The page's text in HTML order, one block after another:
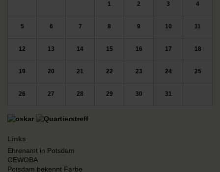
1 2 3 4
5 6 7 8 9 10 11
12 13 14 15 16 17 18
19 20 21 22 23 24 25
26 27 28 29 30 31
Links
Ehrenamt in Potsdam
GEWOBA
Potsdam bekennt Farbe